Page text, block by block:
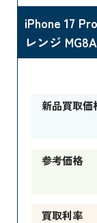
iPhone 17
レンジ
新品買取価
参考価格
買取利率